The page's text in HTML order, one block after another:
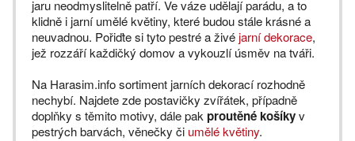
jaru neodmyslitelně patří. Ve váze udělají parádu, a to
klidně i jarní umělé květiny, které budou stále krásné a
neuvadnou. Pořiďte si tyto pestré a živé jarní dekorace,
jež rozzáří každičký domov a vykouzlí úsměv na tváři.
Na Harasim.info sortiment jarních dekorací rozhodně
nechybí. Najdete zde postavičky zvířátek, případně
doplňky s těmito motivy, dále pakproutěné košíkyv
pestrých barvách, věnečky či umělé květiny.